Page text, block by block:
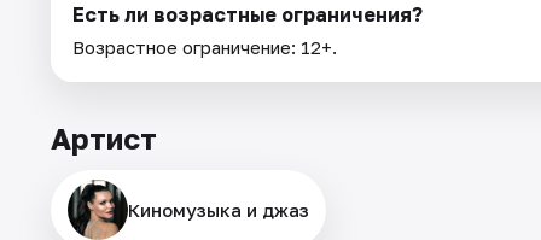
Есть ли возрастные ограничения?
Возрастное ограничение: 12+.
Артист
Киномузыка и джаз